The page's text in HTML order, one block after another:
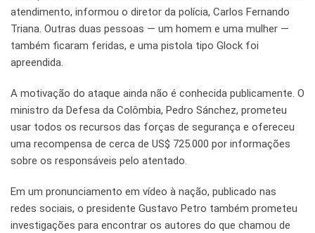
atendimento, informou o diretor da polícia, Carlos Fernando
Triana. Outras duas pessoas — um homem e uma mulher —
também ficaram feridas, e uma pistola tipo Glock foi
apreendida.
A motivação do ataque ainda não é conhecida publicamente. O
ministro da Defesa da Colômbia, Pedro Sánchez, prometeu
usar todos os recursos das forças de segurança e ofereceu
uma recompensa de cerca de US$ 725.000 por informações
sobre os responsáveis pelo atentado.
Em um pronunciamento em vídeo à nação, publicado nas
redes sociais, o presidente Gustavo Petro também prometeu
investigações para encontrar os autores do que chamou de